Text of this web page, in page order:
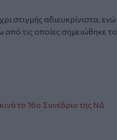
στιγμής αδιευκρίνιστα, ενώ
από τις οποίες σημειώθηκε το
το 16ο Συνέδριο της ΝΔ